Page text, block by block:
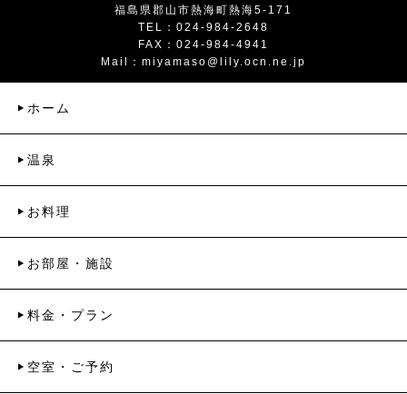
福島県郡山市熱海町熱海5-171
TEL：024-984-2648
FAX：024-984-4941
Mail： miyamaso@lily.ocn.ne.jp
ホーム
温泉
お料理
お部屋・施設
料金・プラン
空室・ご予約